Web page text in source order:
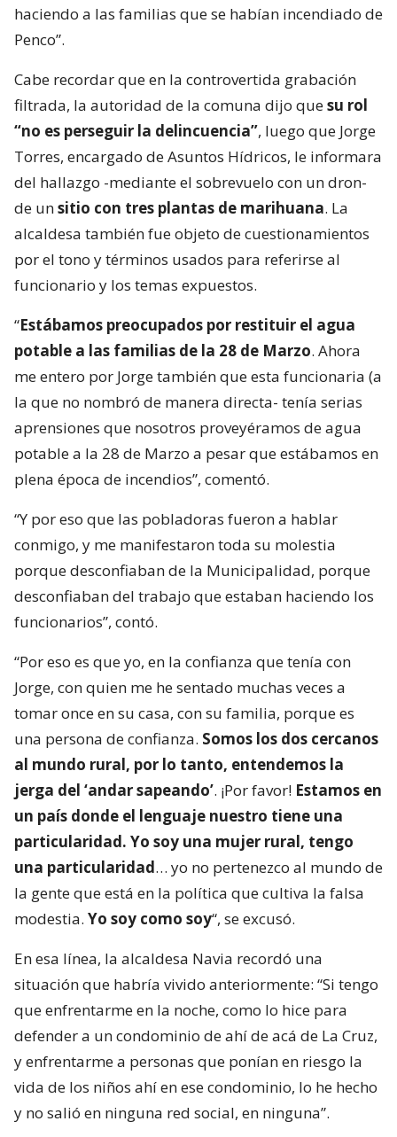
haciendo a las familias que se habían incendiado de
Penco”.
Cabe recordar que en la controvertida grabación
filtrada, la autoridad de la comuna dijo quesu rol
“no es perseguir la delincuencia”, luego que Jorge
Torres, encargado de Asuntos Hídricos, le informara
del hallazgo -mediante el sobrevuelo con un dron-
de unsitio con tres plantas de marihuana. La
alcaldesa también fue objeto de cuestionamientos
por el tono y términos usados para referirse al
funcionario y los temas expuestos.
“Estábamos preocupados por restituir el agua
potable a las familias de la 28 de Marzo. Ahora
me entero por Jorge también que esta funcionaria (a
la que no nombró de manera directa- tenía serias
aprensiones que nosotros proveyéramos de agua
potable a la 28 de Marzo a pesar que estábamos en
plena época de incendios”, comentó.
“Y por eso que las pobladoras fueron a hablar
conmigo, y me manifestaron toda su molestia
porque desconfiaban de la Municipalidad, porque
desconfiaban del trabajo que estaban haciendo los
funcionarios”, contó.
“Por eso es que yo, en la confianza que tenía con
Jorge, con quien me he sentado muchas veces a
tomar once en su casa, con su familia, porque es
una persona de confianza. Somos los dos cercanos
al mundo rural, por lo tanto, entendemos la
jerga del ‘andar sapeando’. ¡Por favor! Estamos en
un país donde el lenguaje nuestro tiene una
particularidad. Yo soy una mujer rural, tengo
una particularidad… yo no pertenezco al mundo de
la gente que está en la política que cultiva la falsa
modestia. Yo soy como soy“, se excusó.
En esa línea, la alcaldesa Navia recordó una
situación que habría vivido anteriormente: “Si tengo
que enfrentarme en la noche, como lo hice para
defender a un condominio de ahí de acá de La Cruz,
y enfrentarme a personas que ponían en riesgo la
vida de los niños ahí en ese condominio, lo he hecho
y no salió en ninguna red social, en ninguna”.